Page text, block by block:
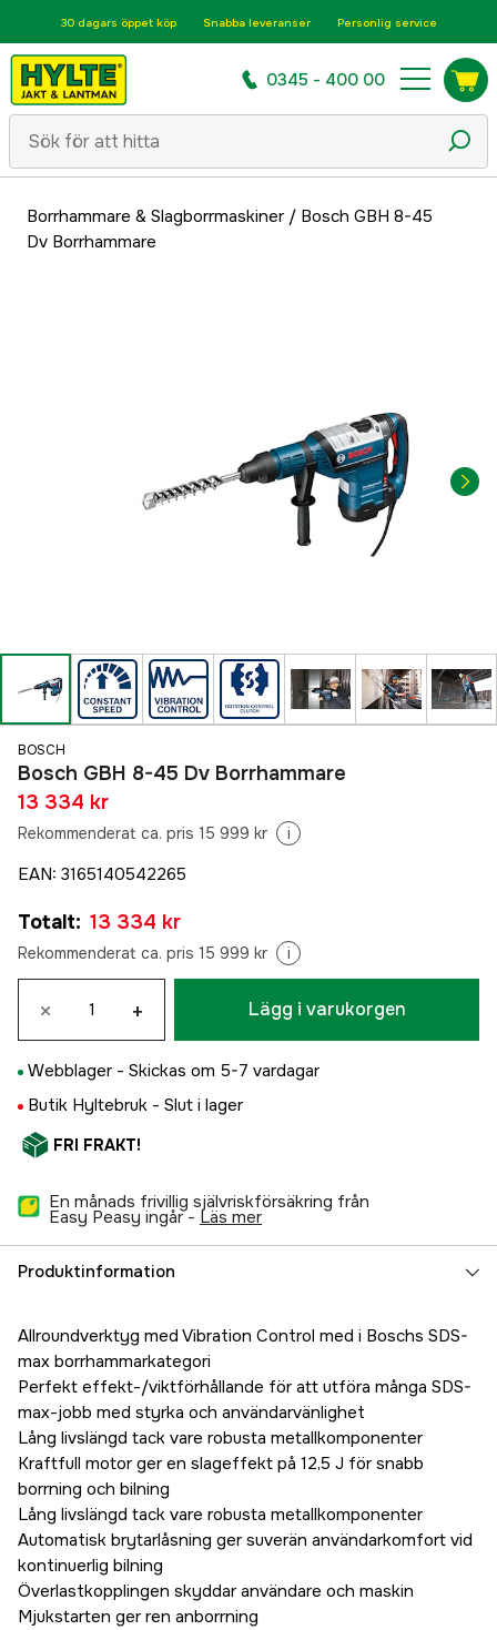
30 dagars öppet köp Snabba leveranser Personlig service
0345 - 400 00
Borrhammare & Slagborrmaskiner/ Bosch GBH 8-45
Dv Borrhammare
BOSCH
Bosch GBH 8-45 Dv Borrhammare
13 334 kr
Rekommenderat ca. pris 15 999 kr i
EAN: 3165140542265
Totalt: 13 334 kr
Rekommenderat ca. pris 15 999 kr i
× + Lägg i varukorgen
Webblager - Skickas om 5-7 vardagar
Butik Hyltebruk - Slut i lager
FRI FRAKT!
En månads frivillig självriskförsäkring från
Easy Peasy ingår - läs mer
Produktinformation
Allroundverktyg med Vibration Control med i Boschs SDS-
max borrhammarkategori
Perfekt effekt-/viktförhållande för att utföra många SDS-
max-jobb med styrka och användarvänlighet
Lång livslängd tack vare robusta metallkomponenter
Kraftfull motor ger en slageffekt på 12,5 J för snabb
borrning och bilning
Lång livslängd tack vare robusta metallkomponenter
Automatisk brytarlåsning ger suverän användarkomfort vid
kontinuerlig bilning
Överlastkopplingen skyddar användare och maskin
Mjukstarten ger ren anborrning